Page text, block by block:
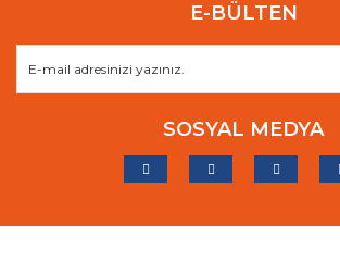
E-BÜLTEN
SOSYAL MEDYA